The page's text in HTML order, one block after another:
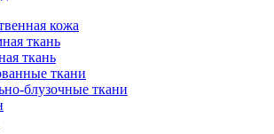
кожа
ткань
ткань
ткани
блузочные ткани